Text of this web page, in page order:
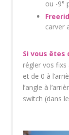
ou -9°
carver
Si vous êtes
régler vos fixs
et de 0 à
l’angle à
switch (dans